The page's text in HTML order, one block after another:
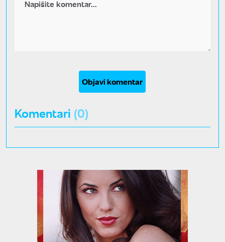
Objavi komentar
Komentari (0)